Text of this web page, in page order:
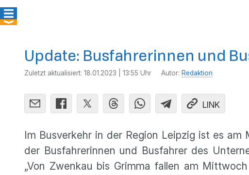
Update: Busfahrerinnen und
Zuletzt aktualisiert: 18.01.2023 | 13:55 Uhr Autor: Redaktion
LINK
Im Busverkehr in der Region Leipzig ist es
der Busfahrerinnen und Busfahrer des
„Von Zwenkau bis Grimma fallen am